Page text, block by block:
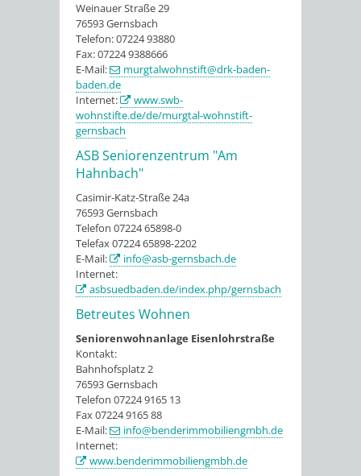
Weinauer Straße 29
76593 Gernsbach
Telefon: 07224 93880
Fax: 07224 9388666
E-Mail:
murgtalwohnstift@drk-baden-
baden.de
Internet:
www.swb-
wohnstifte.de/de/murgtal-wohnstift-
gernsbach
ASB Seniorenzentrum "Am
Hahnbach"
Casimir-Katz-Straße 24a
76593 Gernsbach
Telefon 07224 65898-0
Telefax 07224 65898-2202
E-Mail:
info@asb-gernsbach.de
Internet:
asbsuedbaden.de/index.php/gernsbach
Betreutes Wohnen
Seniorenwohnanlage Eisenlohrstraße
Kontakt:
Bahnhofsplatz 2
76593 Gernsbach
Telefon 07224 9165 13
Fax 07224 9165 88
E-Mail:
info@benderimmobiliengmbh.de
Internet:
www.benderimmobiliengmbh.de